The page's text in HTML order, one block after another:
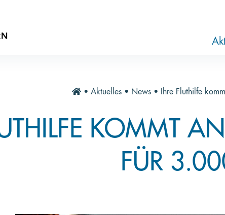
• Aktuelles• News• Ihre Fluthilfe
KOMMT
FÜR